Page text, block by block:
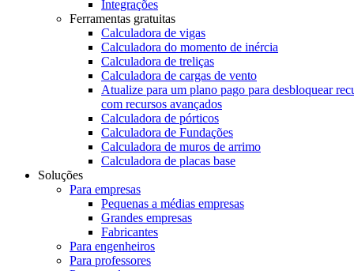
Integrações
Ferramentas gratuitas
Calculadora de vigas
Calculadora do momento de inércia
Calculadora de treliças
Calculadora de cargas de vento
Atualize para um plano pago para desbloquear
com recursos avançados
Calculadora de pórticos
Calculadora de Fundações
Calculadora de muros de arrimo
Calculadora de placas base
Soluções
Para empresas
Pequenas a médias empresas
Grandes empresas
Fabricantes
Para engenheiros
Para professores